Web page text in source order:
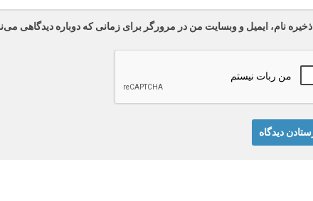
ذخیره نام، ایمیل و وبسایت من در مرورگر برای زمانی که دوباره دیدگاهی